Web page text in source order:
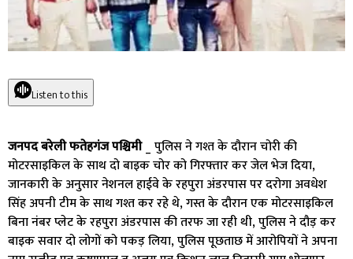
Listen to this
जनपद बरेली फतेहगंज पश्चिमी_ पुलिस ने गश्त के दौरान चोरी की
मोटरसाइकिल के साथ दो बाइक चोर को गिरफ्तार कर जेल भेज दिया,
जानकारी के अनुसार नेशनल हाईवे के रहपुरा अंडरपास पर दरोगा अवधेश
सिंह अपनी टीम के साथ गश्त कर रहे थे, गस्त के दौरान एक मोटरसाइकिल
बिना नंबर प्लेट के रहपुरा अंडरपास की तरफ जा रही थी, पुलिस ने दौड़ कर
बाइक सवार दो लोगों को पकड़ लिया, पुलिस पूछताछ में आरोपियों ने अपना